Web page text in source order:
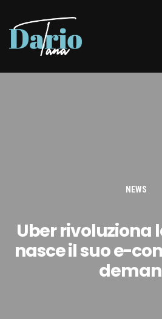
NEWS
Uber rivoluziona
nasce il suo e-